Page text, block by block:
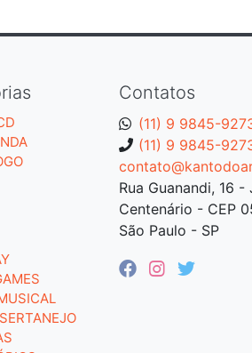
Contatos
(11) 9 9845-
(11) 9 9845-
Rua Guanandi, 16 -
Centenário - CEP
São Paulo - SP